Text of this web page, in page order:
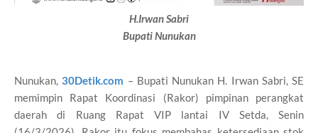
H.Irwan Sabri
Bupati Nunukan
Nunukan,30Detik.com – Bupati Nunukan H. Irwan Sabri, SE
memimpin Rapat Koordinasi (Rakor) pimpinan perangkat
daerah di Ruang Rapat VIP lantai IV Setda, Senin